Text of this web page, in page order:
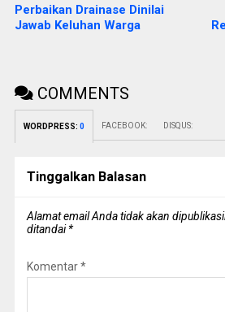
Perbaikan Drainase Dinilai
Jawab Keluhan Warga
COMMENTS
WORDPRESS: 0 FACEBOOK: DISQUS:
Tinggalkan Balasan
Alamat email Anda tidak akan
ditandai*
Komentar*